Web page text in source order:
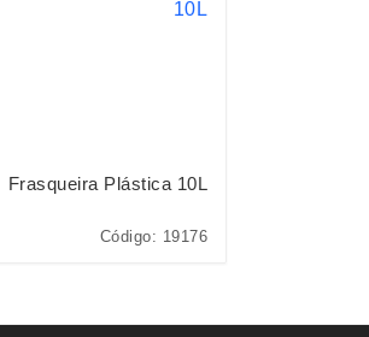
Frasqueira Plástica 10L
Código: 19176